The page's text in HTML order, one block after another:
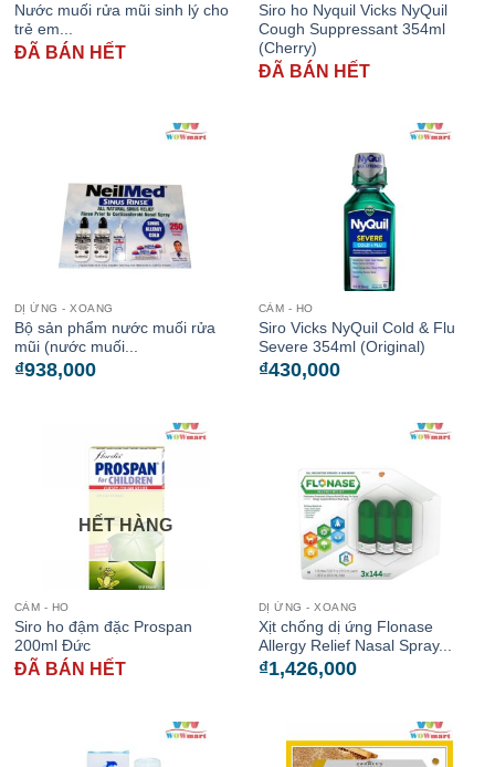
Nước muối rửa mũi sinh lý cho
trẻ em...
ĐÃ BÁN HẾT
Siro ho Nyquil Vicks NyQuil
Cough Suppressant 354ml
(Cherry)
ĐÃ BÁN HẾT
DỊ ỨNG - XOANG
Bộ sản phẩm nước muối rửa
mũi (nước muối...
₫938,000
CẢM - HO
Siro Vicks NyQuil Cold & Flu
Severe 354ml (Original)
₫430,000
HẾT HÀNG
CẢM - HO
Siro ho đậm đặc Prospan
200ml Đức
ĐÃ BÁN HẾT
DỊ ỨNG - XOANG
Xịt chống dị ứng Flonase
Allergy Relief Nasal Spray...
₫1,426,000